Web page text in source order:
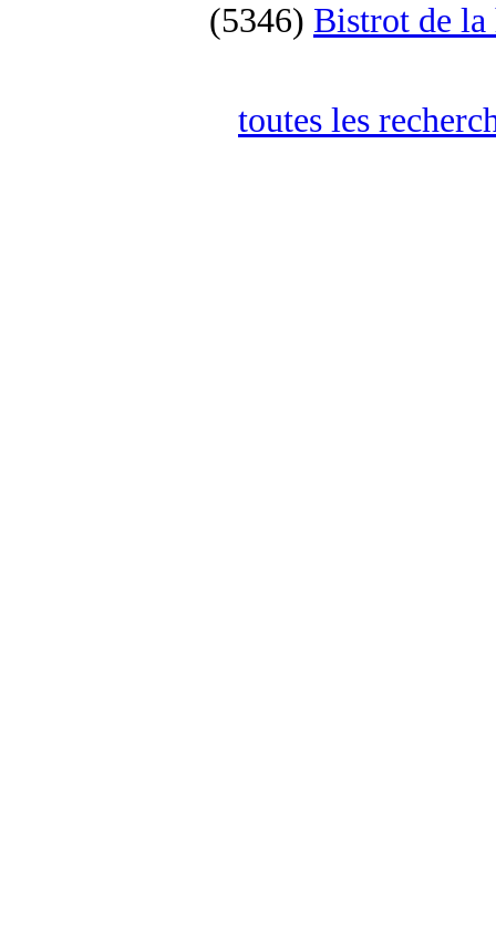
(5346) Bistrot de la
toutes les